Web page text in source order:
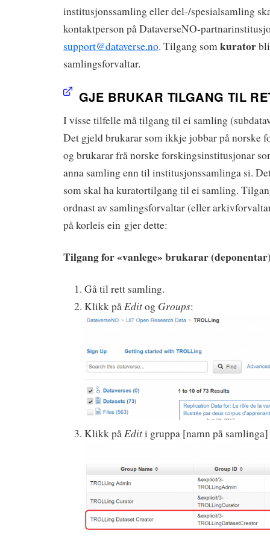
institusjonssamling eller del-/spesialsamling
kontaktperson på DataverseNO-
support@dataverse.no. Tilgang somkurator
samlingsforvaltar.
GJE BRUKAR TILGANG TIL
I visse tilfelle må tilgang til ei samling
Det gjeld brukarar som ikkje jobbar på norske
og brukarar frå norske forskingsinstitusjonar
anna samling enn til institusjonssamlinga si.
som skal ha kuratortilgang til ei samling.
ordnast av samlingsforvaltar (eller
på korleis ein gjer dette:
Tilgang for «vanlege» brukarar
Gå til rett samling.
Klikk på Editog Groups:
Klikk på Editi gruppa [namn på samlinga]